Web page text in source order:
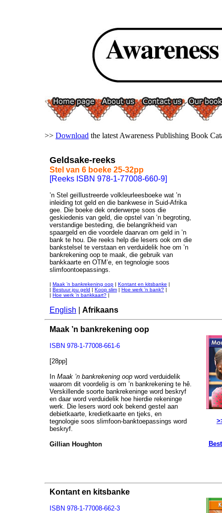
>> Download the latest Awareness Publishing Book
Geldsake-reeks
Stel van 6 boeke 25-32pp
[Reeks ISBN 978-1-77008-660-9]
’n Stel geïllustreerde volkleurleesboeke wat ’n
inleiding tot geld en die bankwese in Suid-Afrika
gee. Die boeke dek onderwerpe soos die
geskiedenis van geld, die opstel van ’n begroting,
verstandige besteding, die belangrikheid van
spaargeld en die voordele daarvan om geld in ’n
bank te hou. Die reeks help die lesers ook om die
bankstelsel te verstaan en verduidelik hoe om ’n
bankrekening oop te maak, die gebruik van
bankkaarte en OTM’e, en tegnologie soos
slimfoontoepassings.
| Maak ’n bankrekening oop | Kontant en kitsbanke |
| Bestuur jou geld | Koop slim | Hoe werk ’n bank? |
| Hoe werk ’n bankkaart? |
English Afrikaans
Maak ’n bankrekening oop
ISBN 978-1-77008-661-6
[28pp]
In Maak ’n bankrekening oop word verduidelik
waarom dit voordelig is om ’n bankrekening te hê.
Verskillende soorte bankrekeninge word beskryf
en daar word verduidelik hoe hierdie rekeninge
werk. Die lesers word ook bekend gestel aan
debietkaarte, kredietkaarte en tjeks, en
tegnologie soos slimfoon-banktoepassings word
beskryf.
Gillian Houghton
Kontant en kitsbanke
ISBN 978-1-77008-662-3